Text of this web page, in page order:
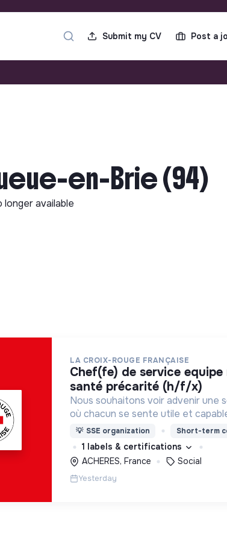
Submit my CV Post a
en-Brie (94)
longer available
LA CROIX-ROUGE FRANÇAISE
chef(fe) de service equipe mobile
santé précarité (h/f/x)
Nous souhaitons voir advenir une
où chacun se sente utile et capable
Pour cela, nous proposons des
des lieux d’engagement innovants
adaptés à tous.
💡 SSE organization Short-term
1 labels & certifications
ACHERES, France
Social
Yesterday